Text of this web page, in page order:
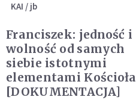
KAI / jb
Franciszek: jedność i
wolność od samych
siebie istotnymi
elementami Kościoła
[DOKUMENTACJA]